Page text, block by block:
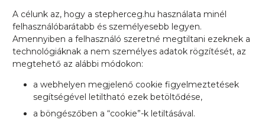
A célunk az, hogy a stepherceg.hu használata minél
felhasználóbarátabb és személyesebb legyen.
Amennyiben a felhasználó szeretné megtiltani ezeknek a
technológiáknak a nem személyes adatok rögzítését, az
megtehető az alábbi módokon:
a webhelyen megjelenő cookie figyelmeztetések
segítségével letiltható ezek betöltődése,
a böngészőben a “cookie”-k letiltásával.